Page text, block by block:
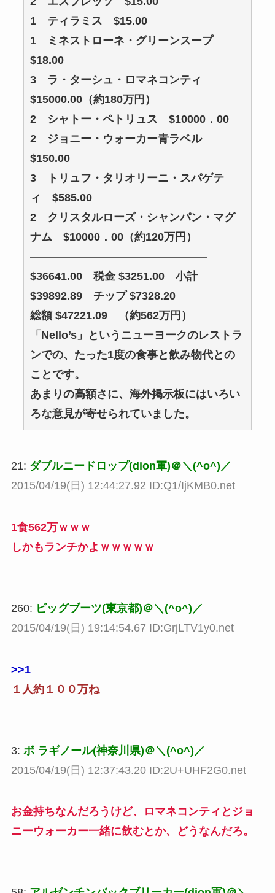
1 ティラミス $15.00
1 ミネストローネ・グリーンスープ
$18.00
3 ラ・ターシュ・ロマネコンティ
$15000.00（約180万円）
2 シャトー・ペトリュス $10000．00
2 ジョニー・ウォーカー青ラベル
$150.00
3 トリュフ・タリオリーニ・スパゲテ
ィ $585.00
2 クリスタルローズ・シャンパン・マグ
ナム $10000．00（約120万円）
————————————————
$36641.00 税金 $3251.00 小計
$39892.89 チップ $7328.20
総額 $47221.09 （約562万円）
「Nello’s」というニューヨークのレストラ
ンでの、たった1度の食事と飲み物代との
ことです。
あまりの高額さに、海外掲示板にはいろい
ろな意見が寄せられていました。
21: ダブルニードロップ(dion軍)＠＼(^o^)／
2015/04/19(日) 12:44:27.92 ID:Q1/IjKMB0.net
1食562万ｗｗｗ
しかもランチかよｗｗｗｗｗ
260: ビッグブーツ(東京都)＠＼(^o^)／
2015/04/19(日) 19:14:54.67 ID:GrjLTV1y0.net
>>1
１人約１００万ね
3: ボ ラギノール(神奈川県)＠＼(^o^)／
2015/04/19(日) 12:37:43.20 ID:2U+UHF2G0.net
お金持ちなんだろうけど、ロマネコンティとジョ
ニーウォーカー一緒に飲むとか、どうなんだろ。